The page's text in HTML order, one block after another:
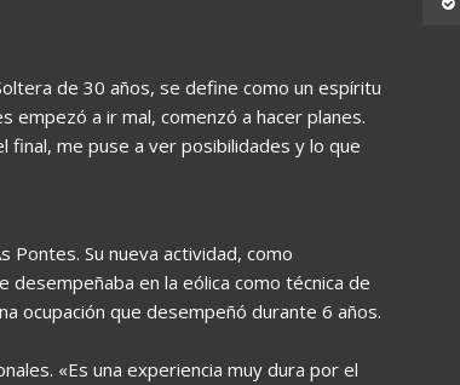
de 30 años, se define como un espíritu
empezó a ir mal, comenzó a hacer planes.
final, me puse a ver posibilidades y lo que
Pontes. Su nueva actividad, como
en la eólica como técnica de
ocupación que desempeñó durante 6 años.
«Es una experiencia muy dura por el